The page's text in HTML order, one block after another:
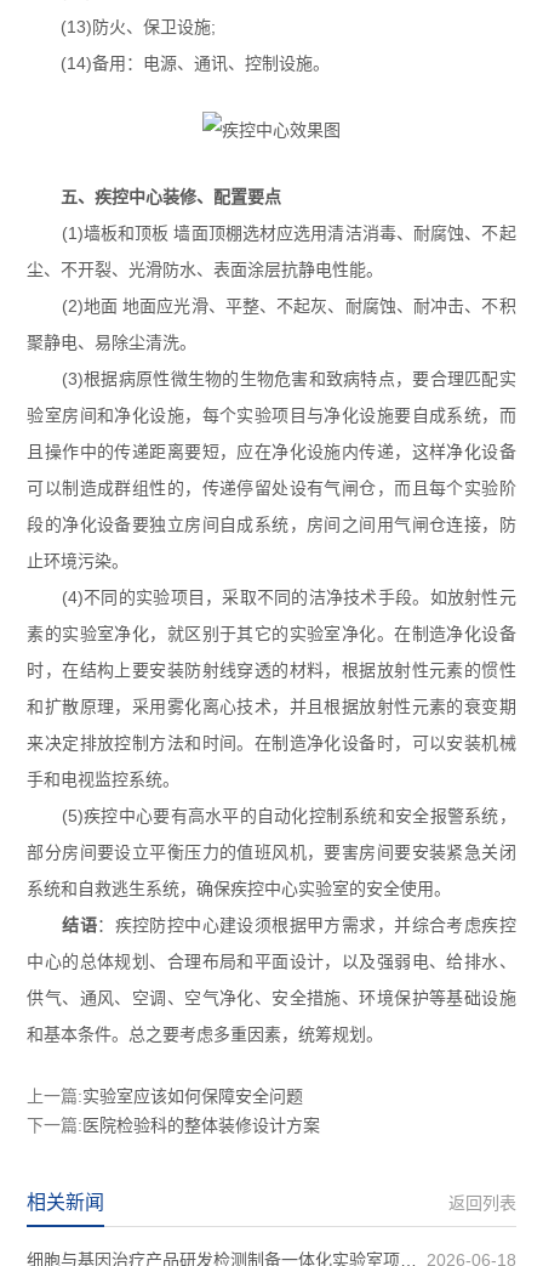
(13)防火、保卫设施;
(14)备用：电源、通讯、控制设施。
五、疾控中心装修、配置要点
(1)墙板和顶板 墙面顶棚选材应选用清洁消毒、耐腐蚀、不起
尘、不开裂、光滑防水、表面涂层抗静电性能。
(2)地面 地面应光滑、平整、不起灰、耐腐蚀、耐冲击、不积
聚静电、易除尘清洗。
(3)根据病原性微生物的生物危害和致病特点，要合理匹配实
验室房间和净化设施，每个实验项目与净化设施要自成系统，而
且操作中的传递距离要短，应在净化设施内传递，这样净化设备
可以制造成群组性的，传递停留处设有气闸仓，而且每个实验阶
段的净化设备要独立房间自成系统，房间之间用气闸仓连接，防
止环境污染。
(4)不同的实验项目，采取不同的洁净技术手段。如放射性元
素的实验室净化，就区别于其它的实验室净化。在制造净化设备
时，在结构上要安装防射线穿透的材料，根据放射性元素的惯性
和扩散原理，采用雾化离心技术，并且根据放射性元素的衰变期
来决定排放控制方法和时间。在制造净化设备时，可以安装机械
手和电视监控系统。
(5)疾控中心要有高水平的自动化控制系统和安全报警系统，
部分房间要设立平衡压力的值班风机，要害房间要安装紧急关闭
系统和自救逃生系统，确保疾控中心实验室的安全使用。
结语：疾控防控中心建设须根据甲方需求，并综合考虑疾控
中心的总体规划、合理布局和平面设计，以及强弱电、给排水、
供气、通风、空调、空气净化、安全措施、环境保护等基础设施
和基本条件。总之要考虑多重因素，统筹规划。
上一篇:实验室应该如何保障安全问题
下一篇:医院检验科的整体装修设计方案
返回列表
相关新闻
2026-06-18
细胞与基因治疗产品研发检测制备一体化实验室项目装修案例图